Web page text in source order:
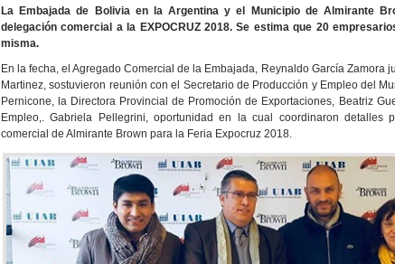
La Embajada de Bolivia en la Argentina y el Municipio de Almirante
delegación comercial a la EXPOCRUZ 2018. Se estima que 20
misma.
En la fecha, el Agregado Comercial de la Embajada, Reynaldo García Zamora
Martinez, sostuvieron reunión con el Secretario de Producción y Empleo del
Pernicone, la Directora Provincial de Promoción de Exportaciones, Beatriz
Empleo,. Gabriela Pellegrini, oportunidad en la cual coordinaron detalles
comercial de Almirante Brown para la Feria Expocruz 2018.